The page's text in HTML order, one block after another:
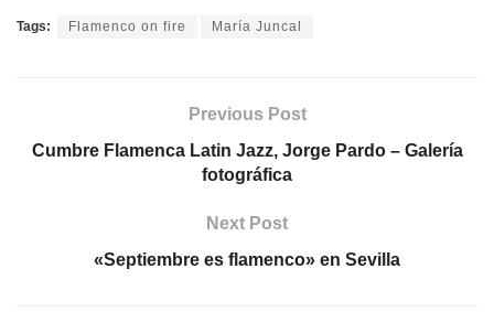
Tags: Flamenco on fire María Juncal
Previous Post
Cumbre Flamenca Latin Jazz, Jorge Pardo – Galería
fotográfica
Next Post
«Septiembre es flamenco» en Sevilla